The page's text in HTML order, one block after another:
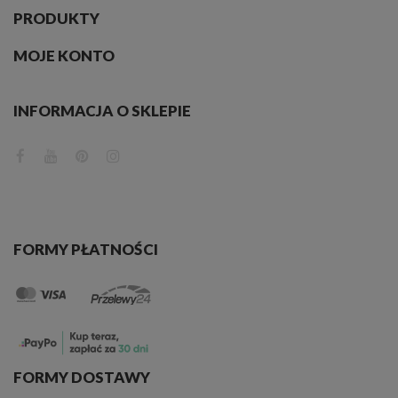
Obrazy ptaki występują w tak wielu kolorach, że nie będziesz musiał nawet
PRODUKTY
MOJE KONTO
INFORMACJA O SKLEPIE
FORMY PŁATNOŚCI
FORMY DOSTAWY